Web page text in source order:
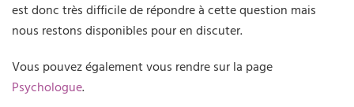
est donc très difficile de répondre à cette question mais
nous restons disponibles pour en discuter.
Vous pouvez également vous rendre sur la page
Psychologue.